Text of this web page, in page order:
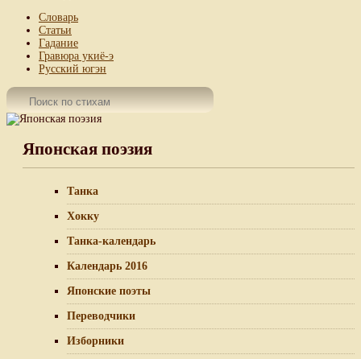
Словарь
Статьи
Гадание
Гравюра укиё-э
Русский югэн
Японская поэзия
Танка
Хокку
Танка-календарь
Календарь 2016
Японские поэты
Переводчики
Изборники